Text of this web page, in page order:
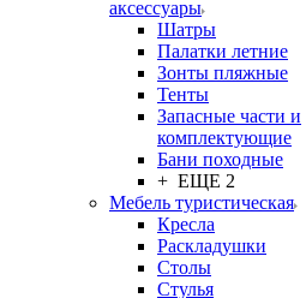
аксессуары
Шатры
Палатки летние
Зонты пляжные
Тенты
Запасные части и
комплектующие
Бани походные
+ ЕЩЕ 2
Мебель туристическая
Кресла
Раскладушки
Столы
Стулья